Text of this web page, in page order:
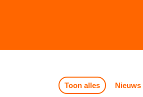
Toon alles Nieuws